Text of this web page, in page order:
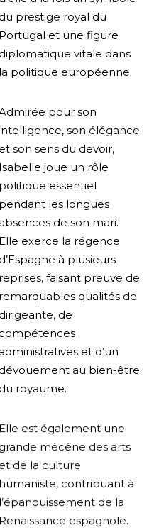
du prestige royal du
Portugal et une figure
diplomatique vitale dans
la politique européenne.
pour son
son élégance
et son sens du devoir,
Isabelle joue un rôle
politique essentiel
pendant les longues
de son mari.
Elle exerce la régence
d’Espagne à plusieurs
reprises, faisant preuve de
remarquables qualités de
dirigeante, de
compétences
et d’un
dévouement au bien-être
du royaume.
Elle est également une
grande mécène des arts
et de la culture
humaniste, contribuant à
l’épanouissement de la
Renaissance espagnole.